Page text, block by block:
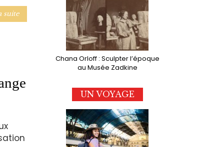
suite
Chana Orloff : Sculpter l’époque
au Musée Zadkine
UN VOYAGE